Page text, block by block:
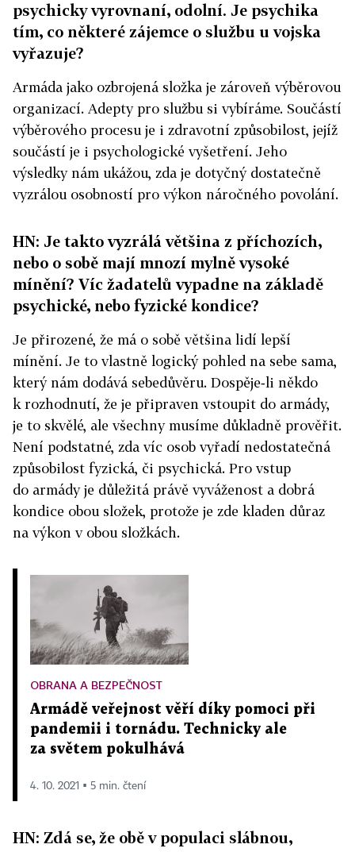
psychicky vyrovnaní, odolní. Je psychika
tím, co některé zájemce o službu u vojska
vyřazuje?
Armáda jako ozbrojená složka je zároveň výběrovou
organizací. Adepty pro službu si vybíráme. Součástí
výběrového procesu je i zdravotní způsobilost, jejíž
součástí je i psychologické vyšetření. Jeho
výsledky nám ukážou, zda je dotyčný dostatečně
vyzrálou osobností pro výkon náročného povolání.
HN: Je takto vyzrálá většina z příchozích,
nebo o sobě mají mnozí mylně vysoké
mínění? Víc žadatelů vypadne na základě
psychické, nebo fyzické kondice?
Je přirozené, že má o sobě většina lidí lepší
mínění. Je to vlastně logický pohled na sebe sama,
který nám dodává sebedůvěru. Dospěje‑li někdo
k rozhodnutí, že je připraven vstoupit do armády,
je to skvělé, ale všechny musíme důkladně prověřit.
Není podstatné, zda víc osob vyřadí nedostatečná
způsobilost fyzická, či psychická. Pro vstup
do armády je důležitá právě vyváženost a dobrá
kondice obou složek, protože je zde kladen důraz
na výkon v obou složkách.
OBRANA A BEZPEČNOST
Armádě veřejnost věří díky pomoci při
pandemii i tornádu. Technicky ale
za světem pokulhává
4. 10. 2021 ▪ 5 min. čtení
HN: Zdá se, že obě v populaci slábnou,